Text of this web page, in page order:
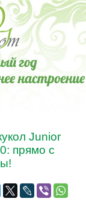
Junior
прямо с